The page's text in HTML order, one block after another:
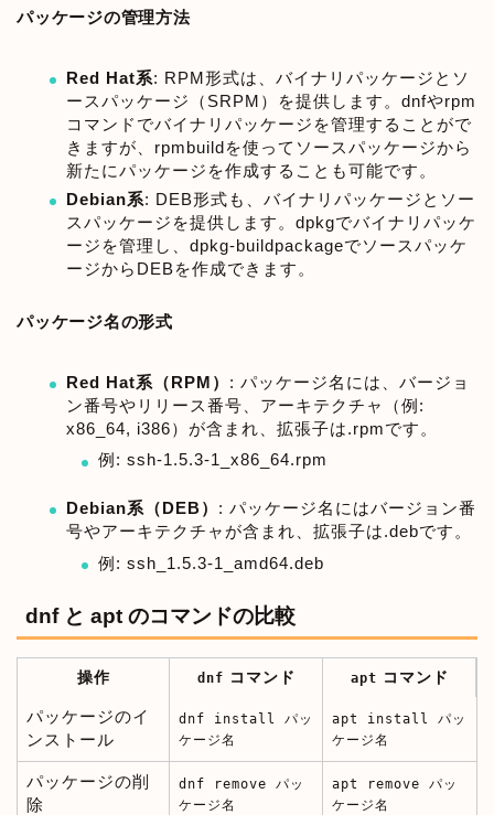
パッケージの管理方法
Red Hat系: RPM形式は、バイナリパッケージとソ
ースパッケージ（SRPM）を提供します。dnfやrpm
コマンドでバイナリパッケージを管理することがで
きますが、rpmbuildを使ってソースパッケージから
新たにパッケージを作成することも可能です。
Debian系: DEB形式も、バイナリパッケージとソー
スパッケージを提供します。dpkgでバイナリパッケ
ージを管理し、dpkg-buildpackageでソースパッケ
ージからDEBを作成できます。
パッケージ名の形式
Red Hat系（RPM） : パッケージ名には、バージョ
ン番号やリリース番号、アーキテクチャ（例:
x86_64, i386）が含まれ、拡張子は.rpmです。
例: ssh-1.5.3-1_x86_64.rpm
Debian系（DEB） : パッケージ名にはバージョン番
号やアーキテクチャが含まれ、拡張子は.debです。
例: ssh_1.5.3-1_amd64.deb
dnf と apt のコマンドの比較
操作 dnf コマンド apt コマンド
パッケージのイ
ンストール
dnf install パッ
ケージ名
apt install パッ
ケージ名
パッケージの削
除
dnf remove パッ
ケージ名
apt remove パッ
ケージ名